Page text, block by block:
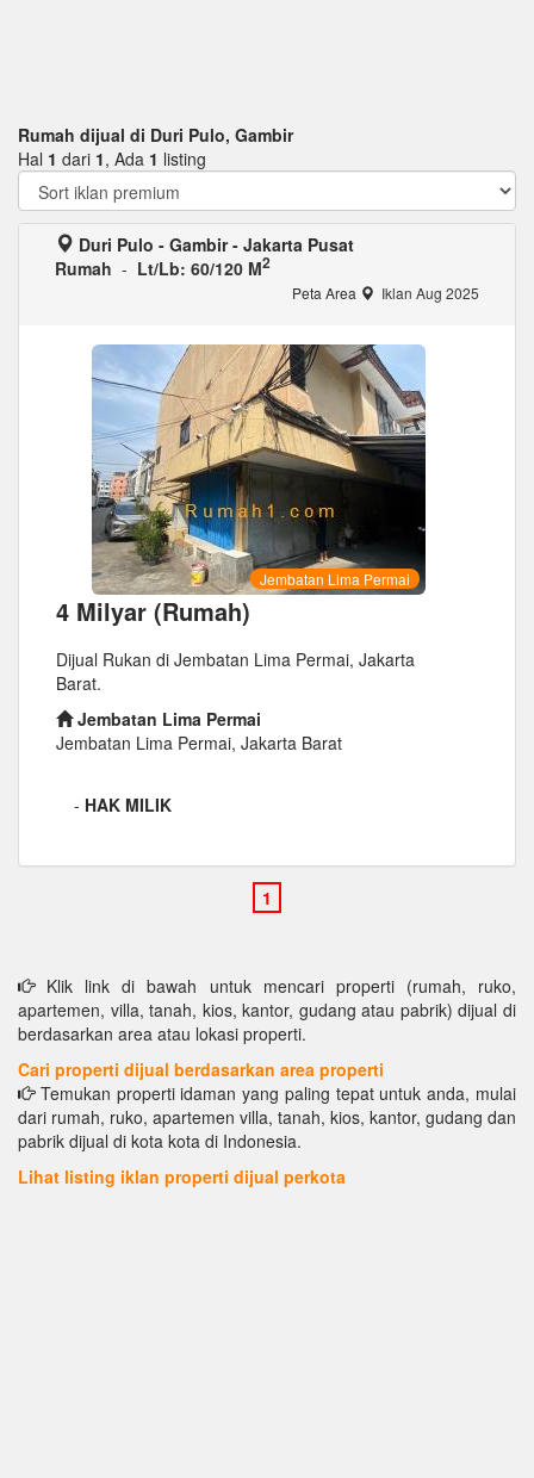
Rumah dijual di Duri Pulo, Gambir
Hal 1 dari 1, Ada 1 listing
Duri Pulo - Gambir - Jakarta Pusat
Rumah - Lt/Lb: 60/120 M2
Peta Area Iklan Aug 2025
Jembatan Lima Permai
4 Milyar (Rumah)
Dijual Rukan di Jembatan Lima Permai, Jakarta
Barat.
Jembatan Lima Permai
Jembatan Lima Permai, Jakarta Barat
- HAK MILIK
Klik link di bawah untuk mencari properti (rumah, ruko,
apartemen, villa, tanah, kios, kantor, gudang atau pabrik) dijual di
berdasarkan area atau lokasi properti.
Cari properti dijual berdasarkan area properti
Temukan properti idaman yang paling tepat untuk anda, mulai
dari rumah, ruko, apartemen villa, tanah, kios, kantor, gudang dan
pabrik dijual di kota kota di Indonesia.
Lihat listing iklan properti dijual perkota